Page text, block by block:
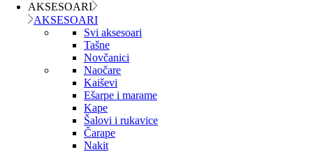
AKSESOARI
AKSESOARI
Svi aksesoari
Tašne
Novčanici
Naočare
Kaiševi
Ešarpe i marame
Kape
Šalovi i rukavice
Čarape
Nakit